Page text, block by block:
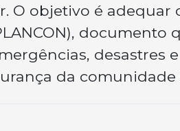
O objetivo é adequar
documento
desastres
da comunidade